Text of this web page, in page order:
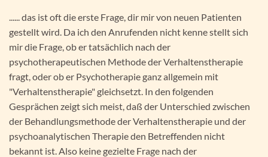
...... das ist oft die erste Frage, dir mir von neuen Patienten
gestellt wird. Da ich den Anrufenden nicht kenne stellt sich
mir die Frage, ob er tatsächlich nach der
psychotherapeutischen Methode der Verhaltenstherapie
fragt, oder ob er Psychotherapie ganz allgemein mit
"Verhaltenstherapie" gleichsetzt. In den folgenden
Gesprächen zeigt sich meist, daß der Unterschied zwischen
der Behandlungsmethode der Verhaltenstherapie und der
psychoanalytischen Therapie den Betreffenden nicht
bekannt ist. Also keine gezielte Frage nach der